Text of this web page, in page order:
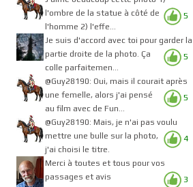
5
l'ombre de la statue à côté de
l'homme 2) l'effe...
5
Je suis d'accord avec toi pour garder la
partie droite de la photo. Ça
colle parfaitemen...
5
@Guy28190: Oui, mais il courait après
une femelle, alors j'ai pensé
au film avec de Fun...
4
@Guy28190: Mais, je n'ai pas voulu
mettre une bulle sur la photo,
j'ai choisi le titre.
3
Merci à toutes et tous pour vos
passages et avis